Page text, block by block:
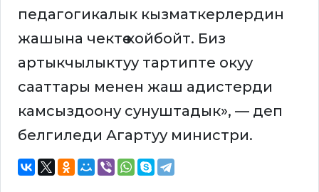
педагогикалык кызматкерлердин
жашына чектөө койбойт. Биз
артыкчылыктуу тартипте окуу
сааттары менен жаш адистерди
камсыздоону сунуштадык», — деп
белгиледи Агартуу министри.